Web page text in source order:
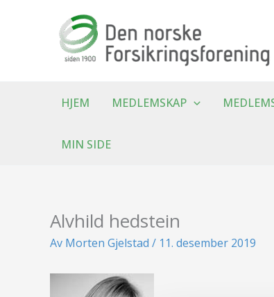
HJEM MEDLEMSKAP
MIN SIDE
Alvhild hedstein
Av Morten Gjelstad / 11. desember 2019